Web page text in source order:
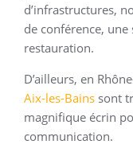
d’infrastructures,
de conférence, une
restauration.
D’ailleurs, en
Aix-les-Bains sont
magnifique écrin
communication.